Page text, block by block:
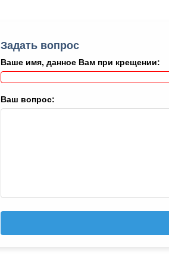
Задать вопрос
Ваше имя, данное Вам при крещении:
Ваш вопрос: